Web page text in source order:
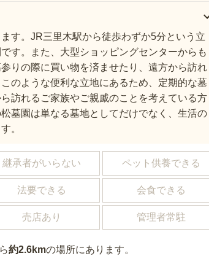
す。JR三里木駅から徒歩わずか5分という立
す。また、大型ショッピングセンターからも
りの際に買い物を済ませたり、遠方から訪れ
のような便利な立地にあるため、定期的な墓
訪れるご家族やご親戚のことを考えている方
墓園は単なる墓地としてだけでなく、生活の
。
継承者がいらない ペット供養できる
法要できる 会食できる
売店あり 管理者常駐
約2.6kmの場所にあり ます。